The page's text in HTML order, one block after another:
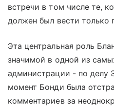
встречи в том числе те,
должен был вести только
Эта центральная роль
значимой в одной из
администрации - по делу
момент Бонди была
комментариев за